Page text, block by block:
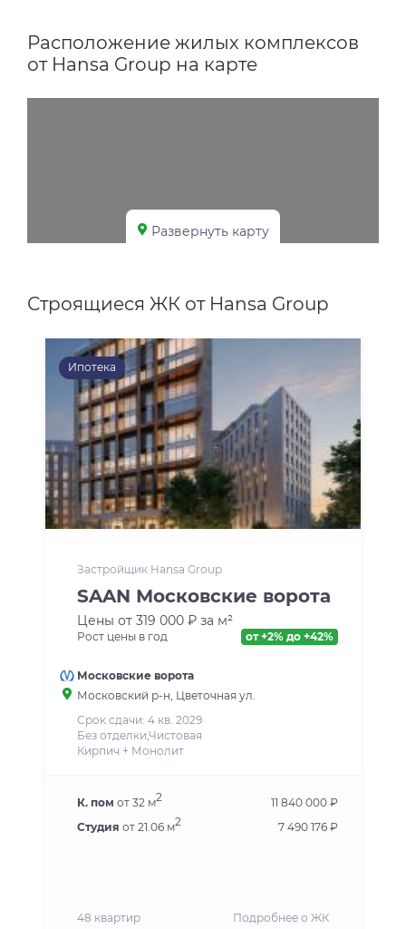
Расположение жилых комплексов
от Hansa Group на карте
Развернуть карту
Строящиеся ЖК от Hansa Group
Ипотека
Застройщик Hansa Group
SAAN Московские ворота
Цены от 319 000 ₽ за м²
Рост цены в год от +2% до +42%
Московские ворота
Московский р-н, Цветочная ул.
Срок сдачи: 4 кв. 2029
Без отделки,Чистовая
Кирпич + Монолит
К. пом от 32 м2
11 840 000 ₽
Студия от 21.06 м2 7 490 176 ₽
48 квартир Подробнее о ЖК